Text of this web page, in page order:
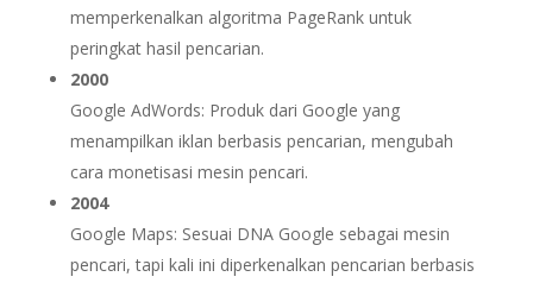
memperkenalkan algoritma PageRank untuk
peringkat hasil pencarian.
2000
Google AdWords: Produk dari Google yang
menampilkan iklan berbasis pencarian, mengubah
cara monetisasi mesin pencari.
2004
Google Maps: Sesuai DNA Google sebagai mesin
pencari, tapi kali ini diperkenalkan pencarian berbasis